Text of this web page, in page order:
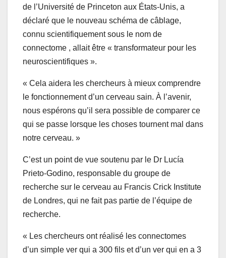
de l’Université de Princeton aux États-Unis, a
déclaré que le nouveau schéma de câblage,
connu scientifiquement sous le nom de
connectome , allait être « transformateur pour les
neuroscientifiques ».
« Cela aidera les chercheurs à mieux comprendre
le fonctionnement d’un cerveau sain. À l’avenir,
nous espérons qu’il sera possible de comparer ce
qui se passe lorsque les choses tournent mal dans
notre cerveau. »
C’est un point de vue soutenu par le Dr Lucía
Prieto-Godino, responsable du groupe de
recherche sur le cerveau au Francis Crick Institute
de Londres, qui ne fait pas partie de l’équipe de
recherche.
« Les chercheurs ont réalisé les connectomes
d’un simple ver qui a 300 fils et d’un ver qui en a 3